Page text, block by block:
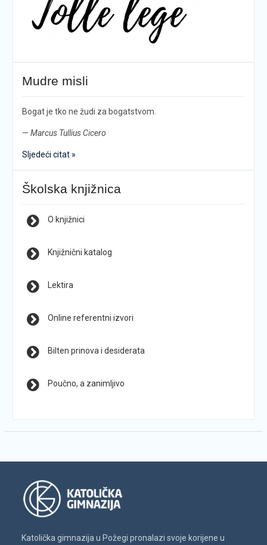
Mudre misli
Bogat je tko ne žudi za bogatstvom.
— Marcus Tullius Cicero
Sljedeći citat »
Školska knjižnica
O knjižnici
Knjižnični katalog
Lektira
Online referentni izvori
Bilten prinova i desiderata
Poučno, a zanimljivo
Katolička gimnazija u Požegi pronalazi svoje korijene u